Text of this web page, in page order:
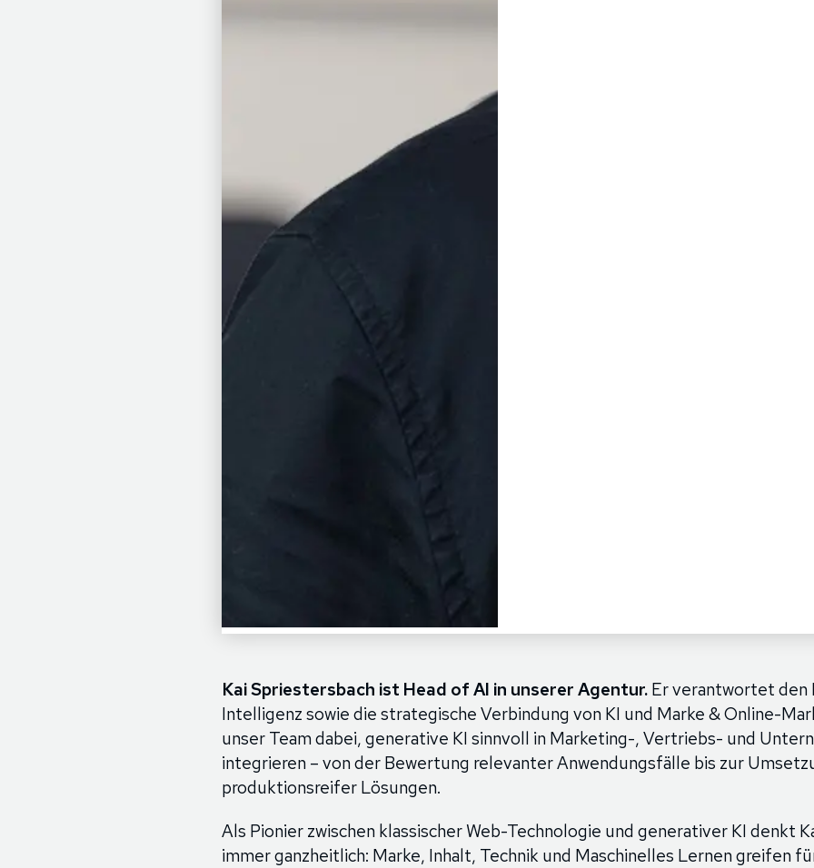
Kai Spriestersbach ist Head of AI in unserer Agentur. Er verantwortet den
Intelligenz sowie die strategische Verbindung von KI und Marke & Online-
unser Team dabei, generative KI sinnvoll in Marketing-, Vertriebs- und
integrieren – von der Bewertung relevanter Anwendungsfälle bis zur
produktionsreifer Lösungen.
Als Pionier zwischen klassischer Web-Technologie und generativer KI denkt
immer ganzheitlich: Marke, Inhalt, Technik und Maschinelles Lernen greifen